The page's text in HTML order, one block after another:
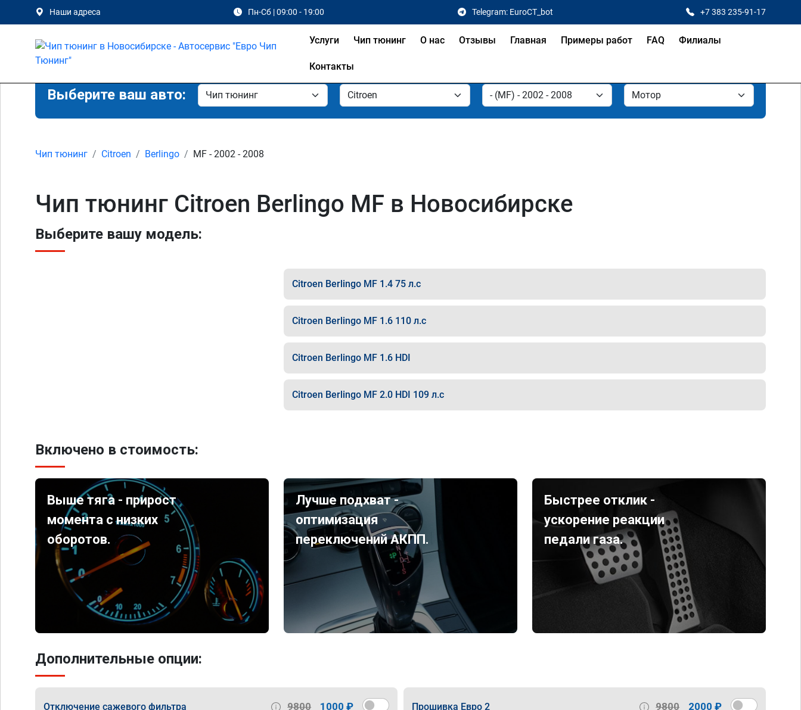
Наши адреса Пн-Сб | 09:00 - 19:00 Telegram: EuroCT_bot +7 383 235-91-17
Услуги Чип тюнинг О нас Отзывы Главная Примеры работ FAQ Филиалы
Контакты
Выберите ваш авто:
Чип тюнинг Citroen Berlingo MF - 2002 - 2008
Чип тюнинг Citroen Berlingo MF в Новосибирске
Выберите вашу модель:
Citroen Berlingo MF 1.4 75 л.с
Citroen Berlingo MF 1.6 110 л.с
Citroen Berlingo MF 1.6 HDI
Citroen Berlingo MF 2.0 HDI 109 л.с
Включено в стоимость:
Выше тяга - прирост
момента с низких
оборотов.
Лучше подхват -
оптимизация
переключений АКПП.
Быстрее отклик -
ускорение реакции
педали газа.
Дополнительные опции:
Отключение сажевого фильтра 9800 1000 ₽ Прошивка Евро 2 9800 2000 ₽